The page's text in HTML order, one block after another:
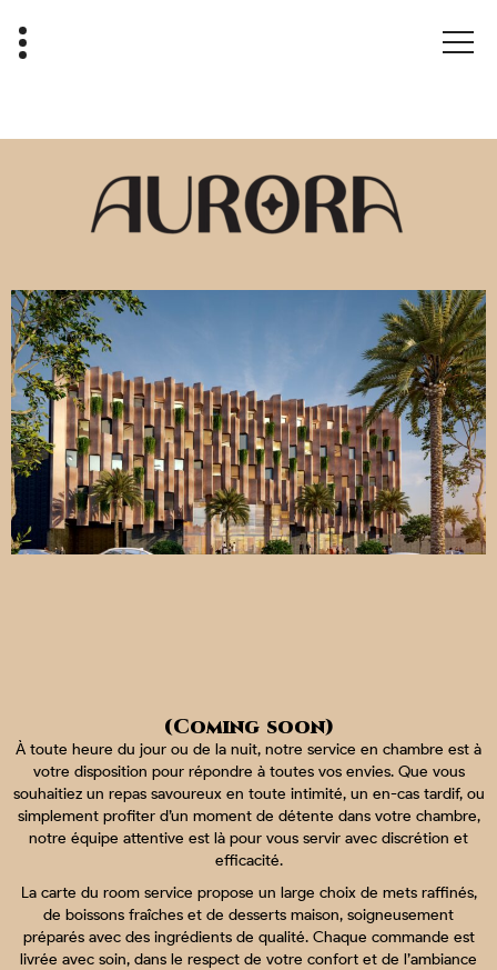
(Coming soon)
À toute heure du jour ou de la nuit, notre service en chambre est à
votre disposition pour répondre à toutes vos envies. Que vous
souhaitiez un repas savoureux en toute intimité, un en-cas tardif, ou
simplement profiter d’un moment de détente dans votre chambre,
notre équipe attentive est là pour vous servir avec discrétion et
efficacité.
La carte du room service propose un large choix de mets raffinés,
de boissons fraîches et de desserts maison, soigneusement
préparés avec des ingrédients de qualité. Chaque commande est
livrée avec soin, dans le respect de votre confort et de l’ambiance